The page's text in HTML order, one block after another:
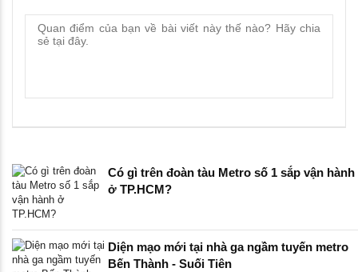
Có gì trên đoàn tàu Metro số 1 sắp vận hành
ở TP.HCM?
Diện mạo mới tại nhà ga ngầm tuyến metro
Bến Thành - Suối Tiên